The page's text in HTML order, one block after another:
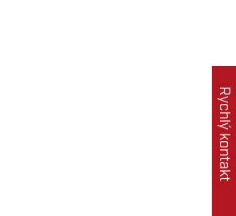
Rychlý kontakt